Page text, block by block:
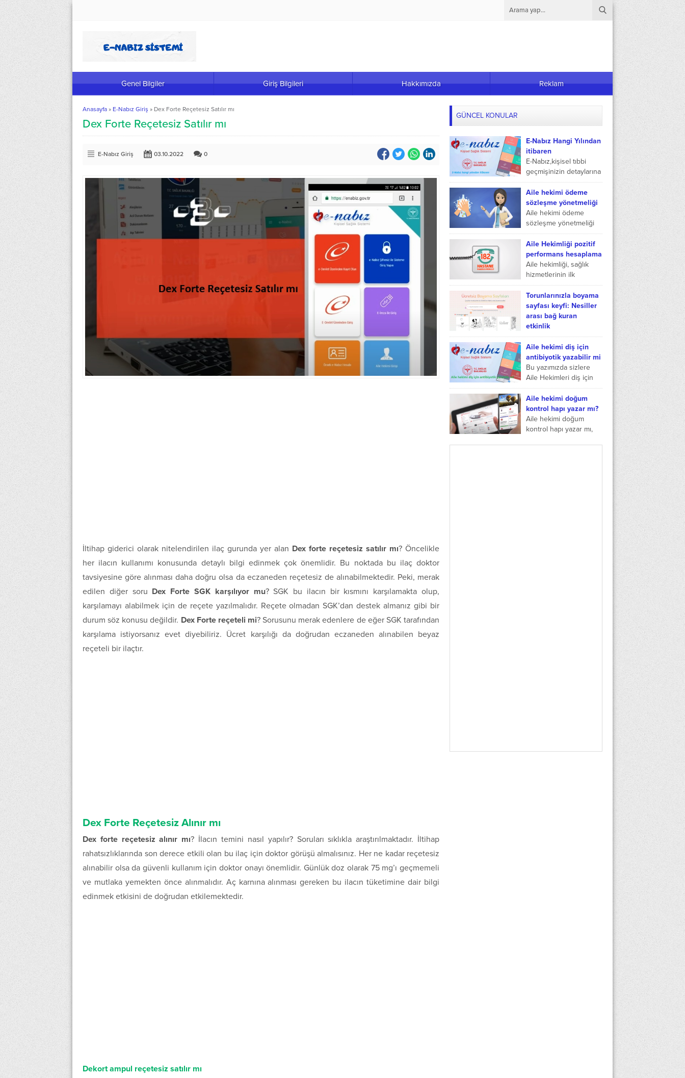
Genel Bilgiler Giriş Bilgileri Hakkımızda Reklam
Anasayfa » E-Nabız Giriş » Dex Forte Reçetesiz Satılır mı
Dex Forte Reçetesiz Satılır mı
E-Nabız Giriş 03.10.2022 0
İltihap giderici olarak nitelendirilen ilaç gurunda yer alan Dex forte reçetesiz satılır mı? Öncelikle
her ilacın kullanımı konusunda detaylı bilgi edinmek çok önemlidir. Bu noktada bu ilaç doktor
tavsiyesine göre alınması daha doğru olsa da eczaneden reçetesiz de alınabilmektedir. Peki, merak
edilen diğer soru Dex Forte SGK karşılıyor mu? SGK bu ilacın bir kısmını karşılamakta olup,
karşılamayı alabilmek için de reçete yazılmalıdır. Reçete olmadan SGK’dan destek almanız gibi bir
durum söz konusu değildir. Dex Forte reçeteli mi? Sorusunu merak edenlere de eğer SGK tarafından
karşılama istiyorsanız evet diyebiliriz. Ücret karşılığı da doğrudan eczaneden alınabilen beyaz
reçeteli bir ilaçtır.
Dex Forte Reçetesiz Alınır mı
Dex forte reçetesiz alınır mı? İlacın temini nasıl yapılır? Soruları sıklıkla araştırılmaktadır. İltihap
rahatsızlıklarında son derece etkili olan bu ilaç için doktor görüşü almalısınız. Her ne kadar reçetesiz
alınabilir olsa da güvenli kullanım için doktor onayı önemlidir. Günlük doz olarak 75 mg’ı geçmemeli
ve mutlaka yemekten önce alınmalıdır. Aç karnına alınması gereken bu ilacın tüketimine dair bilgi
edinmek etkisini de doğrudan etkilemektedir.
Dekort ampul reçetesiz satılır mı
GÜNCEL KONULAR
E-Nabız Hangi Yılından
itibaren
E-Nabız,kişisel tıbbi
geçmişinizin detaylarına
bakarak sağlığınız ile
ilgili bilgilere
ulaşabileceğiniz yararlı
bir hizmettir. Türkiye
Cumhuriyeti Sağlık
Bakanlığı tarafından
kullanıma açılan...
Aile hekimi ödeme
sözleşme yönetmeliği
Aile hekimi ödeme
sözleşme yönetmeliği
Aile Hekimliği Ödeme
ve Sözleşme
Yönetmeliğinin genel
amacı, Sağlık bakanlığı
tarafından, aile hekimliği
uygulama kapsamına
dahil...
Aile Hekimliği pozitif
performans hesaplama
Aile hekimliği, sağlık
hizmetlerinin ilk
aşamasıdır. Aile
hekimliği, sağlık sektörü
çalışanları tarafından
sağlanan aile sağlığı
merkezlerinde verilen
bir hizmettir. Aile...
Torunlarınızla boyama
sayfası keyfi: Nesiller
arası bağ kuran
etkinlik
Torunlarınız ziyarete
geldiğinde ekransız,
sakin ve birlikte
yapılabilecek bir etkinlik
arıyorsanız boyama
sayfası tam aradığınız
çözüm olabilir. Renkli
kalemler, bir...
Aile hekimi diş için
antibiyotik yazabilir mi
Bu yazımızda sizlere
Aile Hekimleri diş için
antibiyotik yazabilmekte
midir? Aile hekimleri
gerek duyulduğunda
diş rahatsızlıklarına
bakar mı? Sorularının
Aile hekimi doğum
kontrol hapı yazar mı?
Aile hekimi doğum
kontrol hapı yazar mı,